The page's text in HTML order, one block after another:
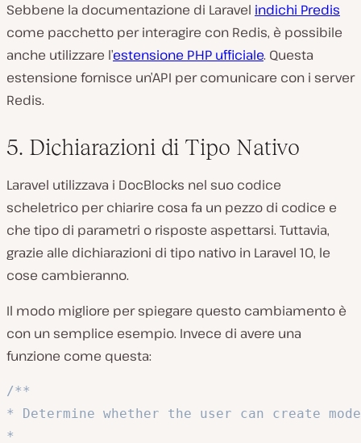
Sebbene la documentazione di Laravel indichi Predis
come pacchetto per interagire con Redis, è possibile
anche utilizzare l’estensione PHP ufficiale. Questa
estensione fornisce un’API per comunicare con i server
Redis.
5. Dichiarazioni di Tipo Nativo
Laravel utilizzava i DocBlocks nel suo codice
scheletrico per chiarire cosa fa un pezzo di codice e
che tipo di parametri o risposte aspettarsi. Tuttavia,
grazie alle dichiarazioni di tipo nativo in Laravel 10, le
cose cambieranno.
Il modo migliore per spiegare questo cambiamento è
con un semplice esempio. Invece di avere una
funzione come questa:
/**
* Determine whether the user can create
*